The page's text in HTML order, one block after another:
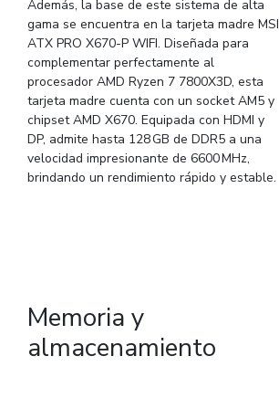
Además, la base de este sistema de alta
gama se encuentra en la tarjeta madre MSI
ATX PRO X670-P WIFI. Diseñada para
complementar perfectamente al
procesador AMD Ryzen 7 7800X3D, esta
tarjeta madre cuenta con un socket AM5 y
chipset AMD X670. Equipada con HDMI y
DP, admite hasta 128 GB de DDR5 a una
velocidad impresionante de 6600 MHz,
brindando un rendimiento rápido y estable.
Memoria y
almacenamiento